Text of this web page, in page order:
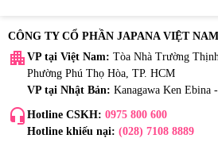
CÔNG TY CỔ PHẦN JAPANA VIỆT NAM
apartment VP tại Việt Nam: Tòa Nhà Trường
Phường Phú Thọ Hòa, TP. HCM
VP tại Nhật Bản: Kanagawa Ken Ebina
headset_mic Hotline CSKH: 0975 800 600
Hotline khiếu nại: (028) 7108 8889